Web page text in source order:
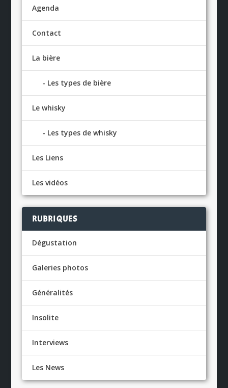
Agenda
Contact
La bière
Les types de bière
Le whisky
Les types de whisky
Les Liens
Les vidéos
RUBRIQUES
Dégustation
Galeries photos
Généralités
Insolite
Interviews
Les News